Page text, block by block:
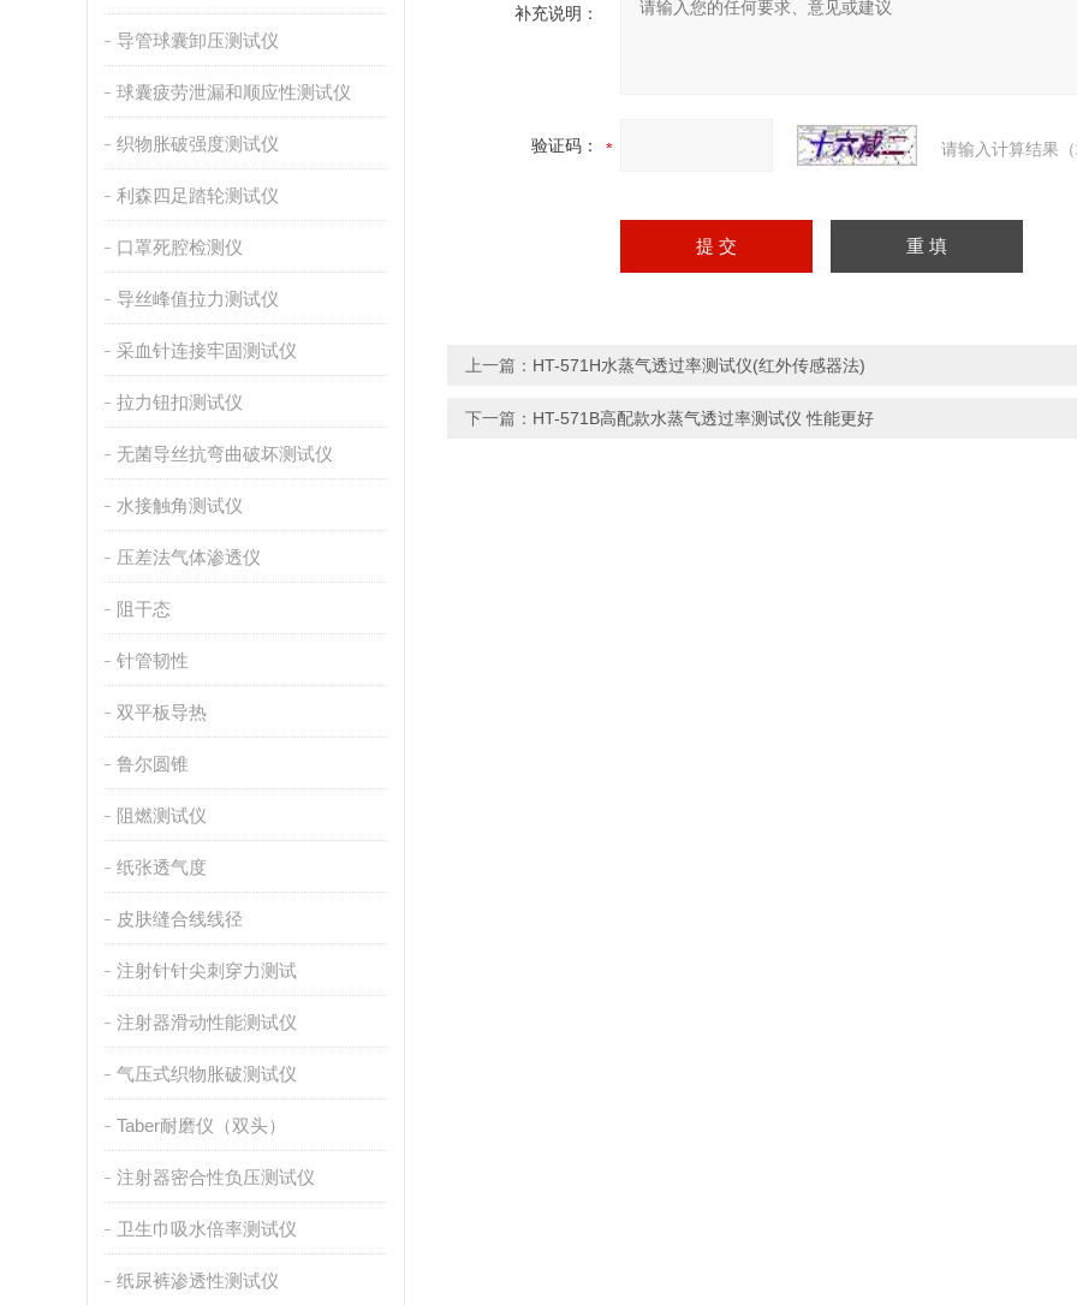
导管球囊卸压测试仪
球囊疲劳泄漏和顺应性测试仪
织物胀破强度测试仪
利森四足踏轮测试仪
口罩死腔检测仪
导丝峰值拉力测试仪
采血针连接牢固测试仪
拉力钮扣测试仪
无菌导丝抗弯曲破坏测试仪
水接触角测试仪
压差法气体渗透仪
阻干态
针管韧性
双平板导热
鲁尔圆锥
阻燃测试仪
纸张透气度
皮肤缝合线线径
注射针针尖刺穿力测试
注射器滑动性能测试仪
气压式织物胀破测试仪
Taber耐磨仪（双头）
注射器密合性负压测试仪
卫生巾吸水倍率测试仪
纸尿裤渗透性测试仪
补充说明：
验证码： 请输入计算结果
上一篇： HT-571H水蒸气透过率测试仪(红外传感器法)
下一篇： HT-571B高配款水蒸气透过率测试仪 性能更好